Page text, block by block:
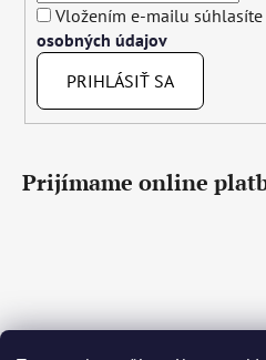
Vložením e-mailu súhlasíte
osobných údajov
PRIHLÁSIŤ SA
Prijímame online